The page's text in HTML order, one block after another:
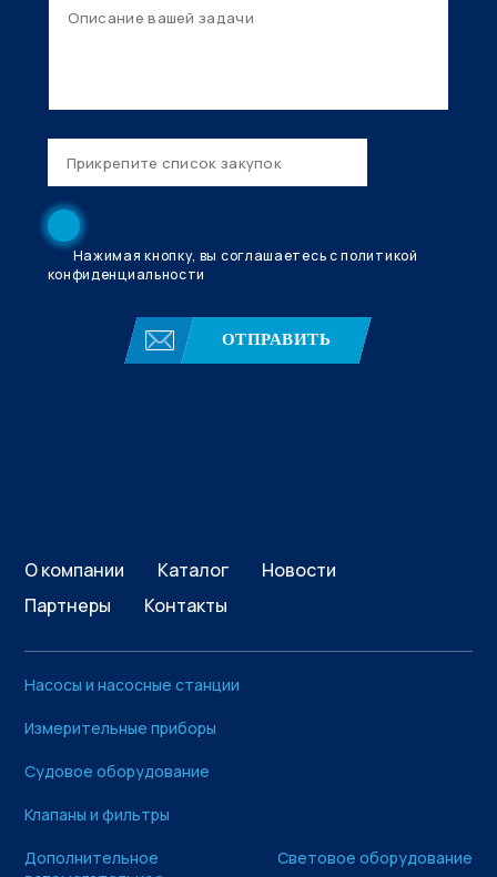
Нажимая кнопку, вы соглашаетесь с политикой
конфиденциальности
ОТПРАВИТЬ
О компании Каталог
Новости
Партнеры
Контакты
Насосы и насосные станции
Измерительные приборы
Судовое оборудование
Клапаны и фильтры
Дополнительное
Световое оборудование